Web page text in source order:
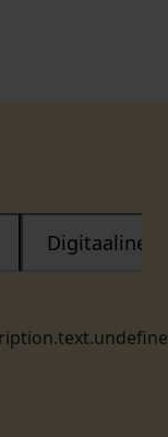
Digitaalinen